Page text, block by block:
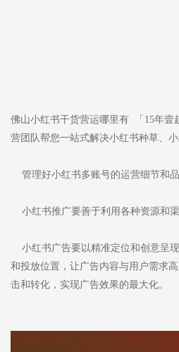
佛山小红书干货营运哪里有 「15年壹
营团队帮您一站式解决小红书种草、
管理好小红书多账号的运营细节和品
小红书推广要善于利用各种资源和渠
小红书广告要以精准定位和创意呈
和投放位置，让广告内容与用户需求
击和转化，实现广告效果的最大化。